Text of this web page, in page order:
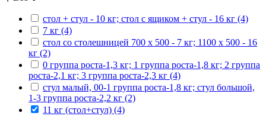
стол + стул - 10 кг; стол с ящиком + стул - 16 кг (4)
7 кг (4)
стол со столешницей 700 х 500 - 7 кг; 1100 х 500 - 16
кг (2)
0 группа роста-1,3 кг; 1 группа роста-1,8 кг; 2 группа
роста-2,1 кг; 3 группа роста-2,3 кг (4)
стул малый, 00-1 группа роста-1,8 кг; стул большой,
1-3 группа роста-2,2 кг (2)
11 кг (стол+стул) (4)